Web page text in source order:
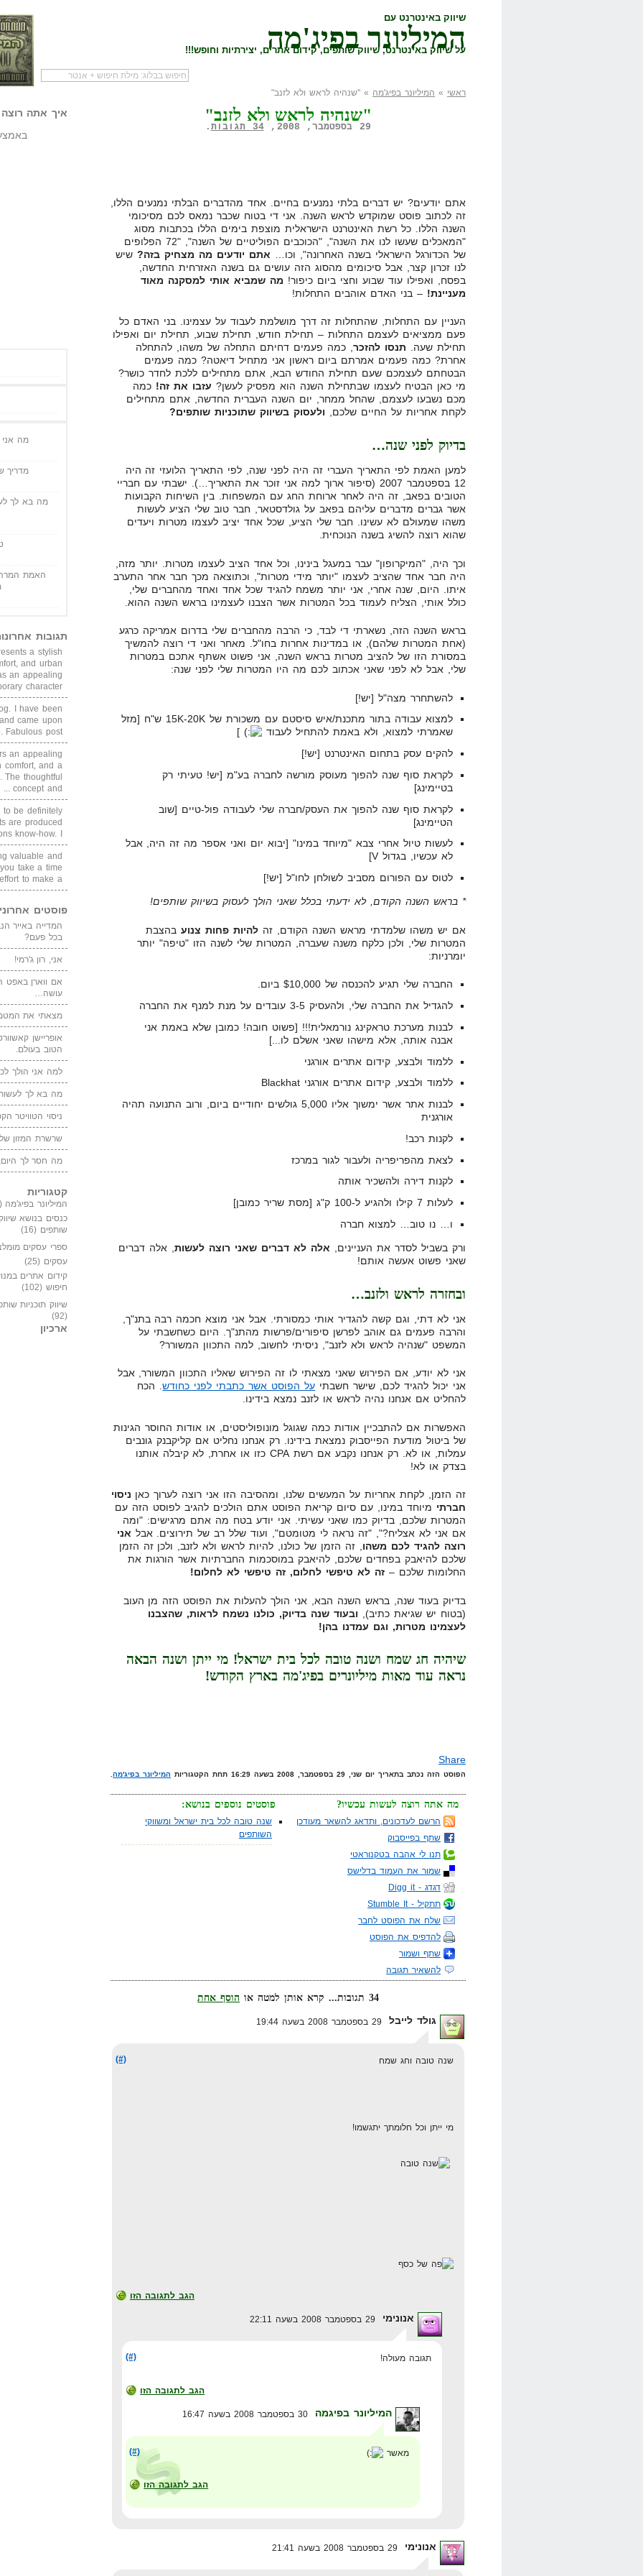
שיווק באינטרנט עם
המיליונר בפיג'מה
על שיווק באינטרנט, שיווק שותפים, קידום אתרים, יצירתיות וחופש!!!
שיווק שותפים
ראשי » המיליונר בפיג'מה » "שנהיה לראש ולא לזנב"
"שנהיה לראש ולא לזנב"
29 בספטמבר, 2008, 34 תגובות .
אתם יודעים? יש דברים בלתי נמנעים בחיים. אחד מהדברים הבלתי נמנעים הללו,
זה לכתוב פוסט שמוקדש לראש השנה. אני די בטוח שכבר נמאס לכם מסיכומי
השנה הללו. כל רשת האינטרנט הישראלית מוצפת בימים הללו בכתבות מסוג
"המאכלים שעשו לנו את השנה", "הכוכבים הפוליטיים של השנה", "72 הפלופים
של הכדורגל הישראלי בשנה האחרונה", וכו… אתם יודעים מה מצחיק בזה?שיש
לנו זכרון קצר, אבל סיכומים מהסוג הזה עושים גם בשנה האזרחית החדשה,
בפסח, ואפילו עוד שבוע וחצי ביום כיפור! מה שמביא אותי למסקנה מאוד
מעניינת! – בני האדם אוהבים התחלות!
העניין עם התחלות, שהתחלות זה דרך מושלמת לעבוד על עצמינו. בני האדם כל
פעם ממציאים לעצמם התחלות – תחילת חודש, תחילת שבוע, תחילת יום ואפילו
תחילת שעה. תנסו להזכר, כמה פעמים דחיתם התחלה של משהו, להתחלה
אחרת? כמה פעמים אמרתם ביום ראשון אני מתחיל דיאטה? כמה פעמים
הבטחתם לעצמכם שעם תחילת החודש הבא, אתם מתחילים ללכת לחדר כושר?
מי כאן הבטיח לעצמו שבתחילת השנה הוא מפסיק לעשן? עזבו את זה! כמה
מכם נשבעו לעצמם, שהחל ממחר, יום השנה העברית החדשה, אתם מתחילים
לקחת אחריות על החיים שלכם, ולעסוק בשיווק שתוכניות שותפים?
בדיוק לפני שנה…
למען האמת לפי התאריך העברי זה היה לפני שנה, לפי התאריך הלועזי זה היה
12 בספטמבר 2007 (סיפור ארוך למה אני זוכר את התאריך…). ישבתי עם חבריי
הטובים בפאב, זה היה לאחר ארוחת החג עם המשפחות. בין השיחות הקבועות
אשר גברים מדברים עליהם בפאב על גולדסטאר, חבר טוב שלי הציע לעשות
משהו שמעולם לא עשינו. חבר שלי הציע, שכל אחד יציב לעצמו מטרות ויעדים
שהוא רוצה להשיג בשנה הנוכחית.
וכך היה, "המיקרופון" עבר במעגל בינינו, וכל אחד הציב לעצמו מטרות. יותר מזה,
היה חבר אחד שהציב לעצמו "יותר מידי מטרות", וכתוצאה מכך חבר אחר התערב
איתו. היום, שנה אחרי, אני יותר משמח להגיד שכל אחד ואחד מהחברים שלי,
כולל אותי, הצליח לעמוד בכל המטרות אשר הצבנו לעצמינו בראש השנה ההוא.
בראש השנה הזה, נשארתי די לבד, כי הרבה מהחברים שלי בדרום אמריקה כרגע
(אחת המטרות שלהם), או במדינות אחרות בחו"ל. מאחר ואני די רוצה להמשיך
במסורת הזו של להציב מטרות בראש השנה, אני פשוט אשתף אתכם במטרות
שלי, אבל לא לפני שאני אכתוב לכם מה היו המטרות שלי לפני שנה:
להשתחרר מצה"ל [יש!]
למצוא עבודה בתור מתכנת/איש סיסטם עם משכורת של 15K-20K ש"ח [מזל
שאמרתי למצוא, ולא באמת להתחיל לעבוד
]
להקים עסק בתחום האינטרנט [יש!]
לקראת סוף שנה להפוך מעוסק מורשה לחברה בע"מ [יש! טעיתי רק
בטיימינג]
לקראת סוף שנה להפוך את העסק/חברה שלי לעבודה פול-טיים [שוב
הטיימינג]
לעשות טיול אחרי צבא "מיוחד במינו" [יבוא יום ואני אספר מה זה היה, אבל
לא עכשיו, בגדול V]
לטוס עם הפורום מסביב לשולחן לחו"ל [יש!]
* בראש השנה הקודם, לא ידעתי בכלל שאני הולך לעסוק בשיווק שותפים!
אם יש משהו שלמדתי מראש השנה הקודם, זה להיות פחות צנועבהצבת
המטרות שלי, ולכן כלקח משנה שעברה, המטרות שלי לשנה הזו "טיפה" יותר
יומרניות:
החברה שלי תגיע להכנסה של $10,000 ביום.
להגדיל את החברה שלי, ולהעסיק 3-5 עובדים על מנת למנף את החברה
לבנות מערכת טראקינג נורמאלית!!! [פשוט חובה! כמובן שלא באמת אני
אבנה אותה, אלא מישהו שאני אשלם לו...]
ללמוד ולבצע, קידום אתרים אורגני
ללמוד ולבצע, קידום אתרים אורגני Blackhat
לבנות אתר אשר ימשוך אליו 5,000 גולשים יחודיים ביום, ורוב התנועה תהיה
אורגנית
לקנות רכב!
לצאת מהפריפריה ולעבור לגור במרכז
לקנות דירה ולהשכיר אותה
לעלות 7 קילו ולהגיע ל-100 ק"ג [מסת שריר כמובן]
ו… נו טוב… למצוא חברה
ורק בשביל לסדר את העניינים, אלה לא דברים שאני רוצה לעשות, אלה דברים
שאני פשוט אעשה אותם!
ובחזרה לראש ולזנב…
אני לא דתי, וגם קשה להגדיר אותי כמסורתי. אבל אני מוצא חכמה רבה בתנ"ך,
והרבה פעמים גם אוהב לפרשן סיפורים/פרשות מהתנ"ך. היום כשחשבתי על
המשפט "שנהיה לראש ולא לזנב", ניסיתי לחשוב, למה התכוון המשורר?
אני לא יודע, אם הפירוש שאני מצאתי לו זה הפירוש שאליו התכוון המשורר, אבל
אני יכול להגיד לכם, שישר חשבתי על הפוסט אשר כתבתי לפני כחודש. הכח
להחליט אם אנחנו נהיה לראש או לזנב נמצא בידינו.
האפשרות אם להתבכיין אודות כמה שגוגל מונופוליסטים, או אודות החוסר הגינות
של ביטול מודעת הפייסבוק נמצאת בידינו. רק אנחנו נחליט אם קליקבנק גונבים
עמלות, או לא. רק אנחנו נקבע אם רשת CPA כזו או אחרת, לא קיבלה אותנו
בצדק או לא!
זה הזמן, לקחת אחריות על המעשים שלנו, ומהסיבה הזו אני רוצה לערוך כאן ניסוי
חברתי מיוחד במינו, עם סיום קריאת הפוסט אתם הולכים להגיב לפוסט הזה עם
המטרות שלכם, בדיוק כמו שאני עשיתי. אני יודע בטח מה אתם מרגישים: "ומה
אם אני לא אצליח?", "זה נראה לי מטומטם", ועוד שלל רב של תירוצים. אבל אני
רוצה להגיד לכם משהו, זה הזמן של כולנו, להיות לראש ולא לזנב, ולכן זה הזמן
שלכם להיאבק בפחדים שלכם, להיאבק במוסכמות החברתיות אשר הורגות את
החלומות שלכם – זה לא טיפשי לחלום, זה טיפשי לא לחלום!
בדיוק בעוד שנה, בראש השנה הבא, אני הולך להעלות את הפוסט הזה מן העוב
(בטוח יש שגיאת כתיב), ובעוד שנה בדיוק, כולנו נשמח לראות, שהצבנו
לעצמינו מטרות, וגם עמדנו בהן!
שיהיה חג שמח ושנה טובה לכל בית ישראל! מי ייתן ושנה הבאה
נראה עוד מאות מיליונרים בפיג'מה בארץ הקודש!
Share
הפוסט הזה נכתב בתאריך יום שני, 29 בספטמבר, 2008 בשעה 16:29 תחת הקטגוריות המיליונר בפיג'מה.
פוסטים נוספים בנושא:
שנה טובה לכל בית ישראל ומשווקי
השותפים
מה אתה רוצה לעשות עכשיו?
הרשם לעדכונים, ותדאג להשאר מעודכן
שתף בפייסבוק
תנו לי אהבה בטקנוראטי
שמור את העמוד בדלישס
דגדג - Digg it
תתקיל - Stumble It
שלח את הפוסט לחבר
להדפיס את הפוסט
שתף ושמור
להשאיר תגובה
34 תגובות... קרא אותן למטה או
הוסף אחת
גולד לייבל29 בספטמבר 2008 בשעה 19:44
(#) שנה טובה וחג שמח
מי ייתן וכל חלומתך יתגשמו!
הגב לתגובה הזו
אנונימי
(#) תגובה מעולה!
הגב לתגובה הזו
המיליונר בפיגמה
(#) מאשר
הגב לתגובה הזו
אנונימי
איך אתה
מה אני
מדריך
מה בא לך
האמת
תגובות
a stylish
and urban
an appealing
character, ...
I have been
came upon
post. ...
an appealing
comfort, and a
thoughtful
concept and ...
to be definitely
are produced
know-how. I ...
valuable and
take a time
to make a ...
פוסטים
בכל פעם?
אני, רון ג'רמי!
אם ווארן באפט
עושה…
מצאתי את
אופריישן
הטוב בעולם.
למה אני הולך
מה בא לך לעשות
ניסוי הטוויטר
שרשרת המזון
מה חסר לך
קטגוריות
המיליונר בפיג'מה (149)
כנסים בנושא
שותפים (16)
ספרי עסקים
עסקים (25)
קידום אתרים
חיפוש (102)
שיווק תוכניות
(92)
ארכיון